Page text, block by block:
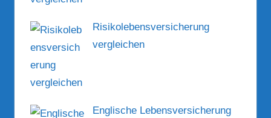
Risikolebensversicherung
vergleichen
Englische Lebensversicherung